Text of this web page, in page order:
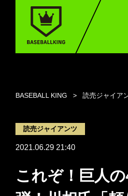
BASEBALL KING 読売ジャイア
読売ジャイアンツ
2021.06.29 21:40
これぞ！巨人